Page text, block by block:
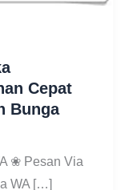
Cepat
Bunga
❀ Pesan Via
WA […]